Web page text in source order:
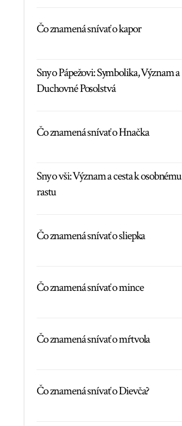
Čo znamená snívať o kapor
Sny o Pápežovi: Symbolika, Význam a
Duchovné Posolstvá
Čo znamená snívať o Hnačka
Sny o vši: Význam a cesta k osobnému
rastu
Čo znamená snívať o sliepka
Čo znamená snívať o mince
Čo znamená snívať o mŕtvola
Čo znamená snívať o Dievča?